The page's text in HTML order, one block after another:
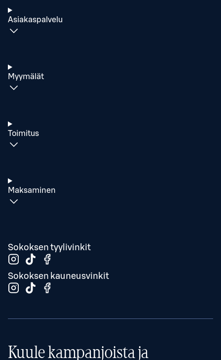
Asiakaspalvelu
Myymälät
Toimitus
Maksaminen
Sokoksen tyylivinkit
Sokoksen kauneusvinkit
Kuule kampanjoista ja